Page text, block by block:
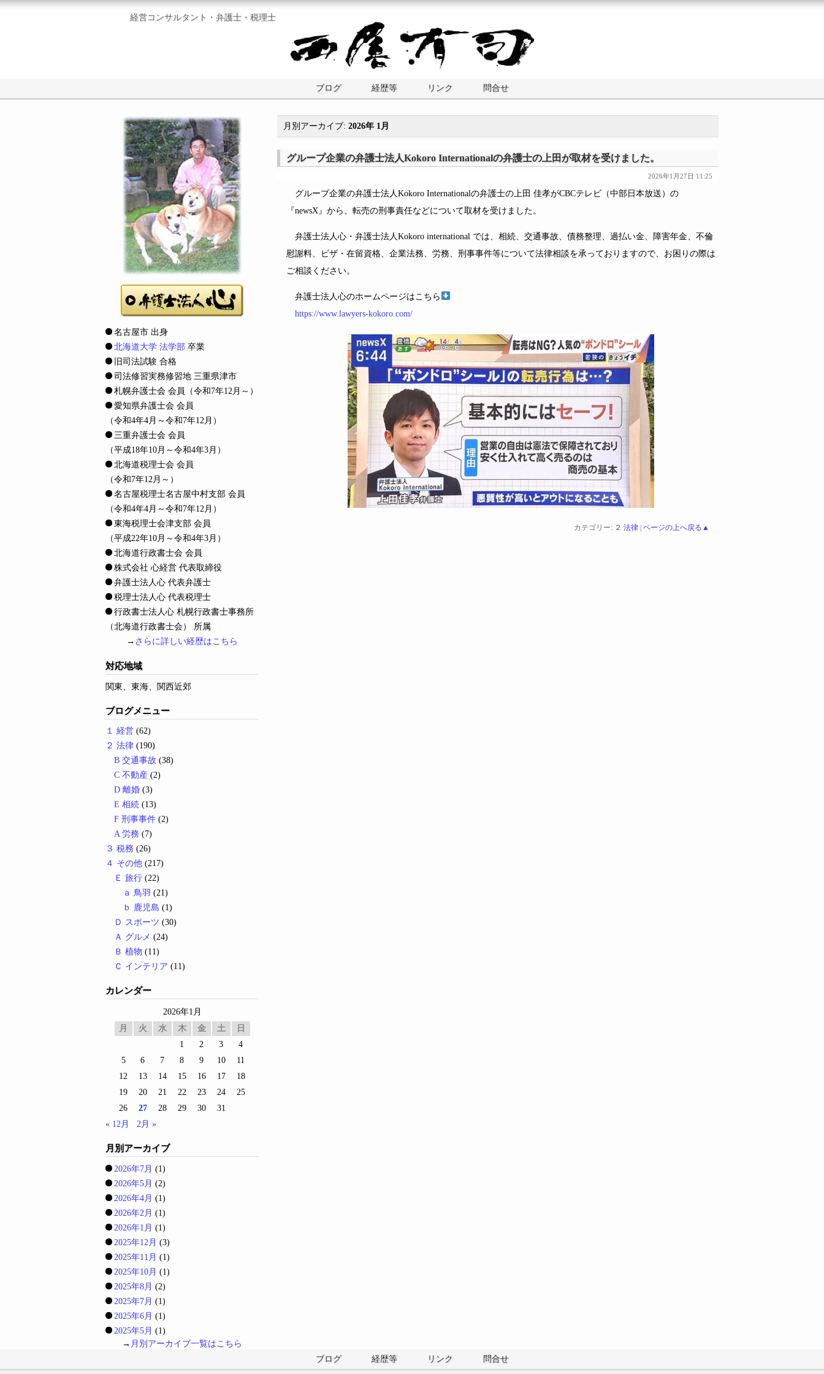
経営コンサルタント・弁護士・税理士
ブログ 経歴等 リンク 問合せ
月別アーカイブ: 2026年 1月
グループ企業の弁護士法人Kokoro Internationalの弁護士の上田が取材を受けました。
2026年1月27日 11:25
グループ企業の弁護士法人Kokoro Internationalの弁護士の上田 佳孝がCBCテレビ（中部日本放送）の
『newsX』から、転売の刑事責任などについて取材を受けました。
弁護士法人心・弁護士法人Kokoro international では、相続、交通事故、債務整理、過払い金、障害年金、不倫
慰謝料、ビザ・在留資格、企業法務、労務、刑事事件等について法律相談を承っておりますので、お困りの際は
ご相談ください。
弁護士法人心のホームページはこちら
https://www.lawyers-kokoro.com/
カテゴリー: ２ 法律 ページの上へ戻る▲
名古屋市 出身
北海道大学 法学部 卒業
旧司法試験 合格
司法修習実務修習地 三重県津市
札幌弁護士会 会員
（令和7年12月～）
愛知県弁護士会 会員
（令和4年4月～令和7年12月）
三重弁護士会 会員
（平成18年10月～令和4年3月）
北海道税理士会 会員
（令和7年12月～）
名古屋税理士名古屋中村支部 会員
（令和4年4月～令和7年12月）
東海税理士会津支部 会員
（平成22年10月～令和4年3月）
北海道行政書士会 会員
株式会社 心経営 代表取締役
弁護士法人心 代表弁護士
税理士法人心 代表税理士
行政書士法人心 札幌行政書士事務所
（北海道行政書士会） 所属
→ さらに詳しい経歴はこちら
対応地域
関東、東海、関西近郊
ブログメニュー
１ 経営 (62)
２ 法律 (190)
B 交通事故 (38)
C 不動産 (2)
D 離婚 (3)
E 相続 (13)
F 刑事事件 (2)
A 労務 (7)
３ 税務 (26)
４ その他 (217)
Ｅ 旅行 (22)
ａ 鳥羽 (21)
ｂ 鹿児島 (1)
Ｄ スポーツ (30)
Ａ グルメ (24)
Ｂ 植物 (11)
Ｃ インテリア (11)
カレンダー
2026年1月
月
火 水 木 金 土
日
1
2 3
4
5
6 7 8 9 10
11
12
13 14 15 16 17
18
19
20 21 22 23 24
25
26
27 28 29 30
31
« 12月
2月 »
月別アーカイブ
2026年7月 (1)
2026年5月 (2)
2026年4月 (1)
2026年2月 (1)
2026年1月 (1)
2025年12月 (3)
2025年11月 (1)
2025年10月 (1)
2025年8月 (2)
2025年7月 (1)
2025年6月 (1)
2025年5月 (1)
→ 月別アーカイブ一覧はこちら
ブログ
経歴等 リンク 問合せ